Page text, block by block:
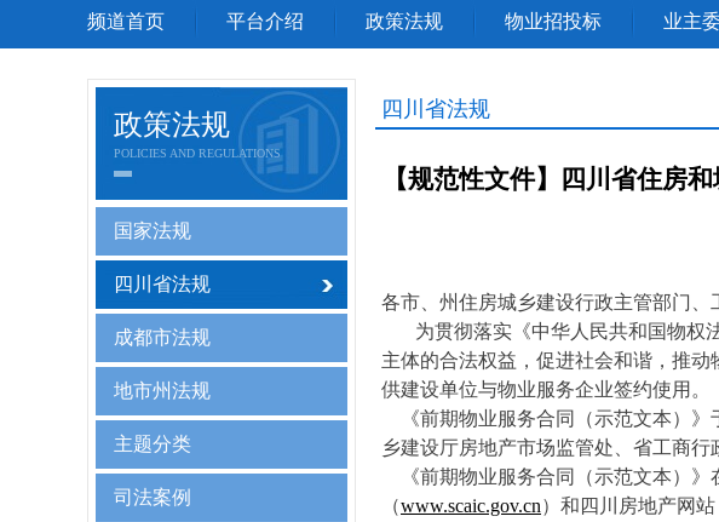
频道首页 平台介绍 政策法规 物业招投标 业主
政策法规
POLICIES AND REGULATIONS
国家法规
四川省法规
成都市法规
地市州法规
主题分类
司法案例
四川省法规
【规范性文件】四川省住房
各市、州住房城乡建设行政主管部门、
为贯彻落实《中华人民共和国物权法
主体的合法权益，促进社会和谐，推
供建设单位与物业服务企业签约使用。
《前期物业服务合同（示范文本）》
乡建设厅房地产市场监管处、省工商行
《前期物业服务合同（示范文本）》
（www.scaic.gov.cn）和四川房地产网站